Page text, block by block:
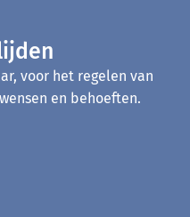
voor het regelen van
en behoeften.